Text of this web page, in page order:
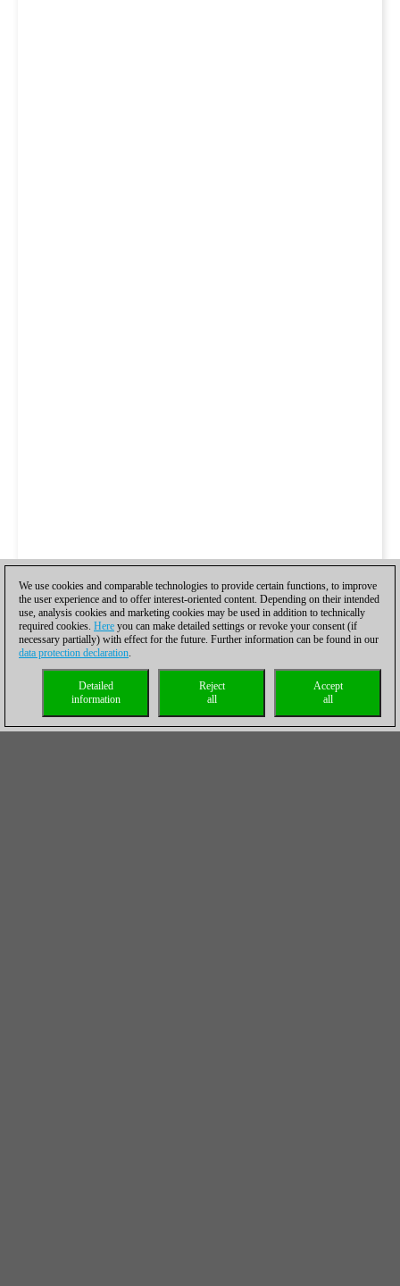
We use cookies and comparable technologies to provide certain functions, to improve
the user experience and to offer interest-oriented content. Depending on their intended
use, analysis cookies and marketing cookies may be used in addition to technically
required cookies. Here you can make detailed settings or revoke your consent (if
necessary partially) with effect for the future. Further information can be found in our
data protection declaration.
Accept
all
Reject
all
Detailed
information